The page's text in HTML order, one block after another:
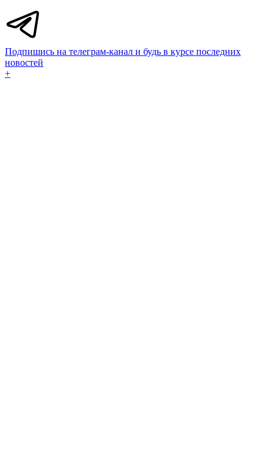
Подпишись на телеграм-канал и будь в курсе последних
новостей
+